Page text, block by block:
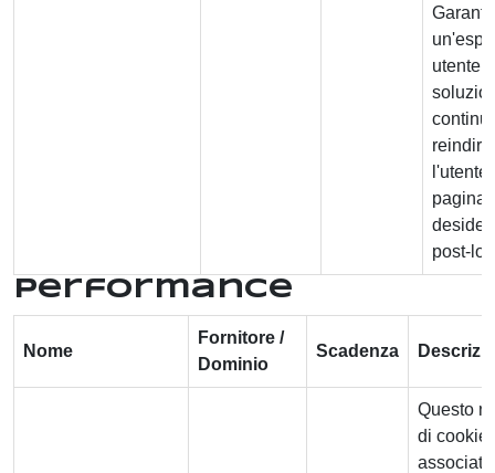
utente
l'utente
pagina
post-
Performance
Nome
Fornitore /
Dominio
Scadenza
Questo
di cookie